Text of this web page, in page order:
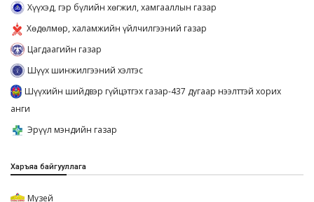
Хүүхэд, гэр бүлийн хөгжил, хамгааллын газар
Хөдөлмөр, халамжийн үйлчилгээний газар
Цагдаагийн газар
Шүүх шинжилгээний хэлтэс
Шүүхийн шийдвэр гүйцэтгэх газар-437 дугаар нээлттэй хорих
анги
Эрүүл мэндийн газар
Харъяа байгууллага
Музей